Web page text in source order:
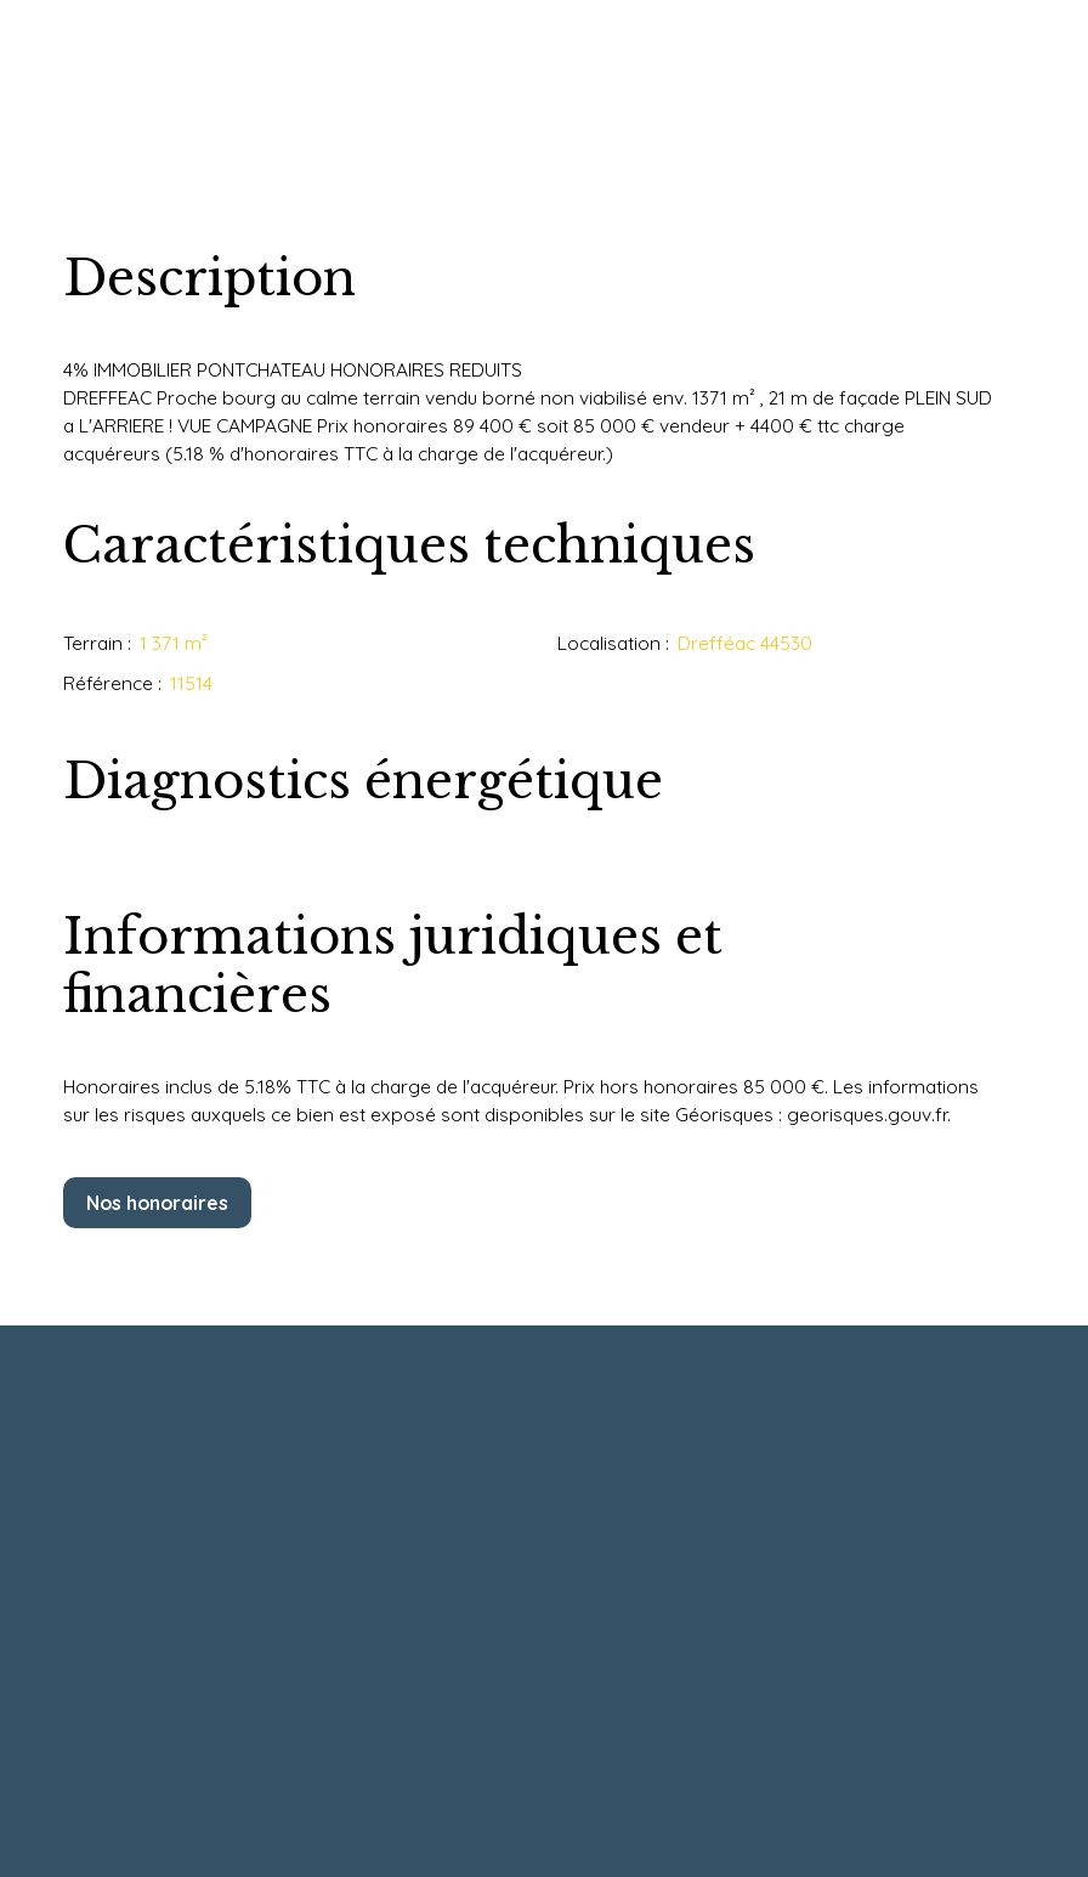
Description
4% IMMOBILIER PONTCHATEAU HONORAIRES REDUITS
DREFFEAC Proche bourg au calme terrain vendu borné non viabilisé env. 1371 m² , 21 m de façade PLEIN SUD
a L'ARRIERE ! VUE CAMPAGNE Prix honoraires 89 400 € soit 85 000 € vendeur + 4400 € ttc charge
acquéreurs (5.18 % d'honoraires TTC à la charge de l'acquéreur.)
Caractéristiques techniques
Terrain : 1 371 m² Localisation : Drefféac 44530
Référence : 11514
Diagnostics énergétique
Informations juridiques et
financières
Honoraires inclus de 5.18% TTC à la charge de l'acquéreur. Prix hors honoraires 85 000 €. Les informations
sur les risques auxquels ce bien est exposé sont disponibles sur le site Géorisques : georisques.gouv.fr.
Nos honoraires